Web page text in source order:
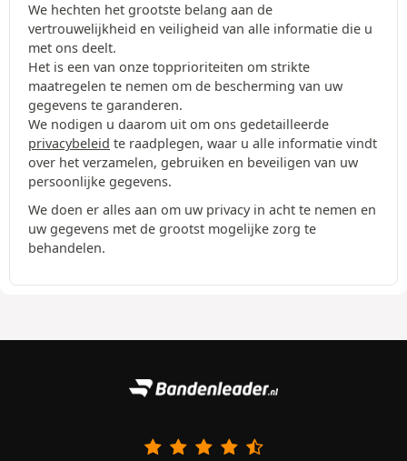
We hechten het grootste belang aan de
vertrouwelijkheid en veiligheid van alle informatie die u
met ons deelt.
Het is een van onze topprioriteiten om strikte
maatregelen te nemen om de bescherming van uw
gegevens te garanderen.
We nodigen u daarom uit om ons gedetailleerde
privacybeleid te raadplegen, waar u alle informatie vindt
over het verzamelen, gebruiken en beveiligen van uw
persoonlijke gegevens.
We doen er alles aan om uw privacy in acht te nemen en
uw gegevens met de grootst mogelijke zorg te
behandelen.